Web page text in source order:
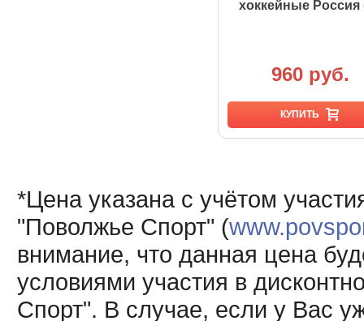
хоккейные Россия
960 руб.
КУПИТЬ
*Цена указана с учётом
"Поволжье Спорт" (
внимание, что данная цена
условиями участия в
Спорт". В случае, если у Вас